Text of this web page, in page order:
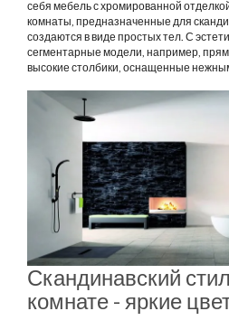
себя мебель с хромированной
комнаты, предназначенные для
создаются в виде простых тел. С
сегментарные модели, например,
высокие столбики, оснащенные
Скандинавский
комнате - яркие